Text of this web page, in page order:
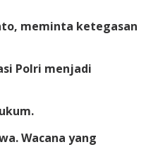
meminta ketegasan
Polri menjadi
Wacana yang